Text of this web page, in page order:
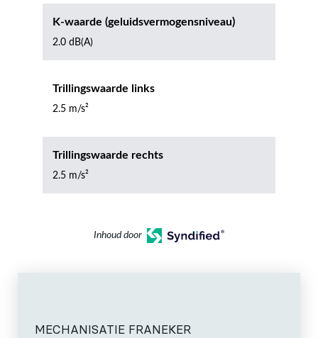
K-waarde (geluidsvermogensniveau)
2.0 dB(A)
Trillingswaarde links
2.5 m/s²
Trillingswaarde rechts
2.5 m/s²
Inhoud door
MECHANISATIE FRANEKER